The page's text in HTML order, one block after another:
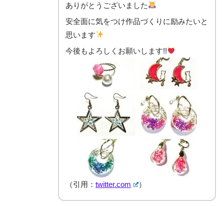
ありがとうございました
安全面に気をつけ作品づくりに励みたいと
思います
今後もよろしくお願いします!!
（引用： twitter.com ）